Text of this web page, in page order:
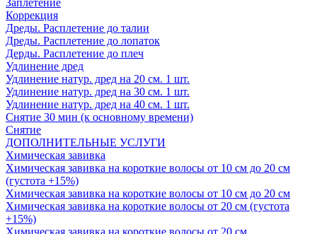
Заплетение
Коррекция
Дреды. Расплетение до талии
Дреды. Расплетение до лопаток
Дерды. Расплетение до плеч
Удлинение дред
Удлинение натур. дред на 20 см. 1 шт.
Удлинение натур. дред на 30 см. 1 шт.
Удлинение натур. дред на 40 см. 1 шт.
Снятие 30 мин (к основному времени)
Снятие
ДОПОЛНИТЕЛЬНЫЕ УСЛУГИ
Химическая завивка
Химическая завивка на короткие волосы от 10 см до 20 см
(густота +15%)
Химическая завивка на короткие волосы от 10 см до 20 см
Химическая завивка на короткие волосы от 20 см (густота
+15%)
Химическая завивка на короткие волосы от 20 см